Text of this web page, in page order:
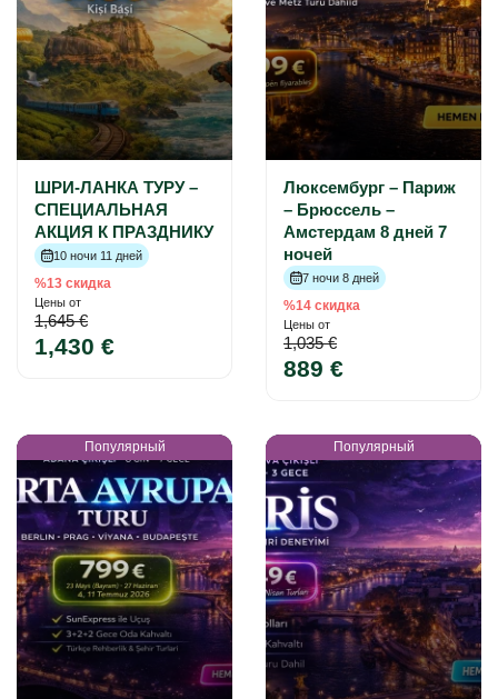
ШРИ-ЛАНКА ТУРУ –
СПЕЦИАЛЬНАЯ
АКЦИЯ К ПРАЗДНИКУ
10 ночи 11 дней
%13 скидка
Цены от
1,645 €
1,430 €
Люксембург – Париж
– Брюссель –
Амстердам 8 дней 7
ночей
7 ночи 8 дней
%14 скидка
Цены от
1,035 €
889 €
Популярный Популярный